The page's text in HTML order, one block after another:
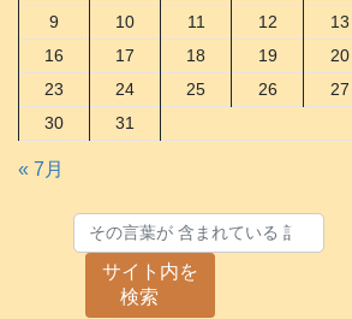
9
10 11 12 13
16
17 18 19 20
23
24 25 26 27
30
31
« 7月
サイト内を
検索